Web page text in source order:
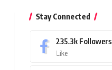
Stay Connected
235.3k Followers
Like